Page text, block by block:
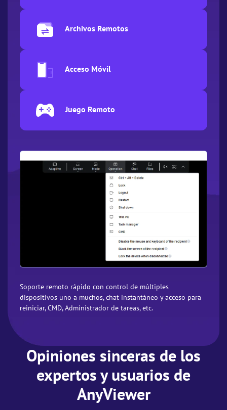
Archivos Remotos
Acceso Móvil
Juego Remoto
Soporte remoto rápido con control de múltiples
dispositivos uno a muchos, chat instantáneo y acceso para
reiniciar, CMD, Administrador de tareas, etc.
Opiniones sinceras de los
expertos y usuarios de
AnyViewer